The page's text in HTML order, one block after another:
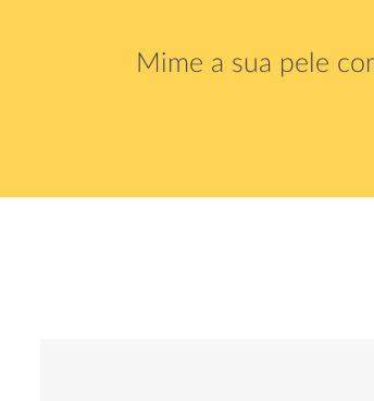
Mime a sua pele